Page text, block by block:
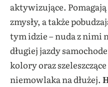
aktywizujące.
zmysły, a także
tym idzie – nuda z nimi
długiej jazdy
kolory oraz
niemowlaka na dłużej.